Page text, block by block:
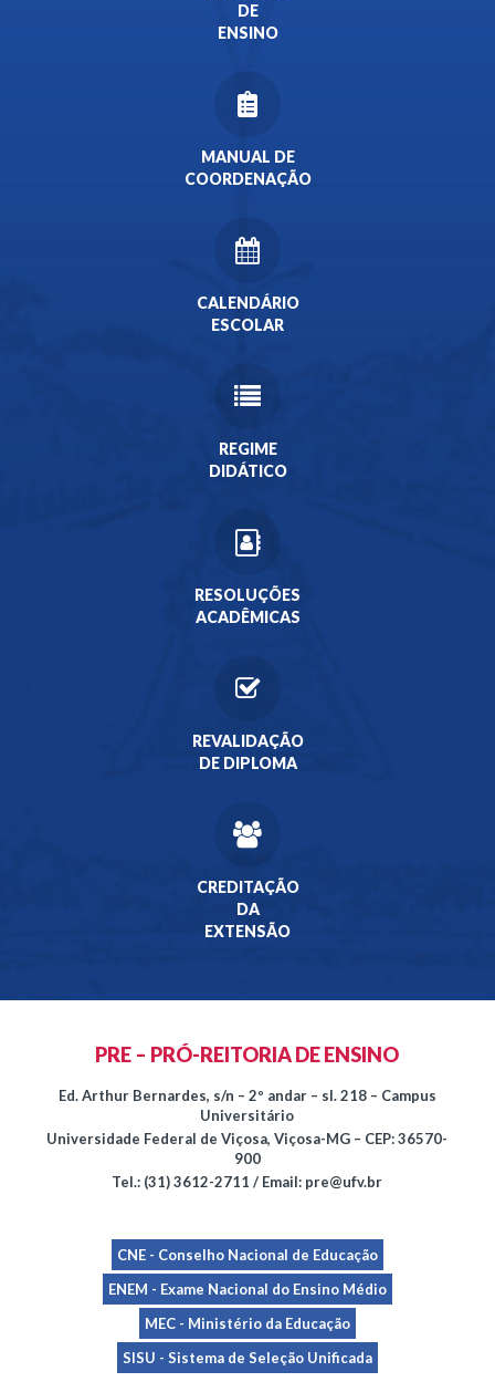
DE
ENSINO
MANUAL DE
COORDENAÇÃO
CALENDÁRIO
ESCOLAR
REGIME
DIDÁTICO
RESOLUÇÕES
ACADÊMICAS
REVALIDAÇÃO
DE DIPLOMA
CREDITAÇÃO
DA
EXTENSÃO
PRE – PRÓ-REITORIA DE ENSINO
Ed. Arthur Bernardes, s/n – 2º andar – sl. 218 – Campus
Universitário
Universidade Federal de Viçosa, Viçosa-MG – CEP: 36570-
900
Tel.: (31) 3612-2711 / Email: pre@ufv.br
CNE - Conselho Nacional de Educação
ENEM - Exame Nacional do Ensino Médio
MEC - Ministério da Educação
SISU - Sistema de Seleção Unificada